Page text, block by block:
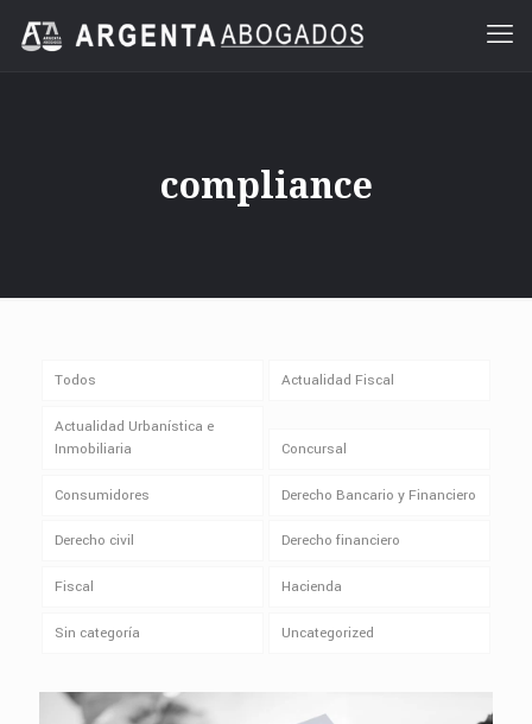
compliance
Todos Actualidad Fiscal
Actualidad Urbanística e
Inmobiliaria
Concursal
Consumidores Derecho Bancario y Financiero
Derecho civil Derecho financiero
Fiscal Hacienda
Sin categoría Uncategorized